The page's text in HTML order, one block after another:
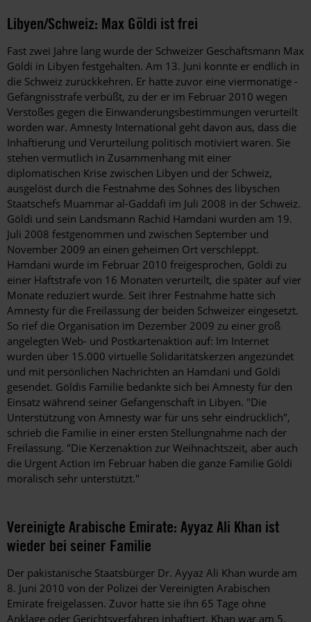
Libyen/Schweiz: Max Göldi ist frei
Fast zwei Jahre lang wurde der Schweizer Geschäftsmann Max
Göldi in Libyen festgehalten. Am 13. Juni konnte er endlich in
die Schweiz zurückkehren. Er hatte zuvor eine viermonatige ­
Gefängnisstrafe verbüßt, zu der er im Februar 2010 wegen
Verstoßes gegen die Einwanderungsbestimmungen verurteilt
worden war. Amnesty International geht davon aus, dass die
Inhaftierung und Verurteilung politisch motiviert waren. Sie
stehen vermutlich in Zusammenhang mit einer
diplomatischen Krise zwischen Libyen und der Schweiz,
ausgelöst durch die Festnahme des Sohnes des libyschen
Staatschefs Muammar al-Gaddafi im Juli 2008 in der Schweiz.
Göldi und sein Landsmann Rachid Hamdani wurden am 19.
Juli 2008 festgenommen und zwischen September und
November 2009 an einen geheimen Ort verschleppt.
Hamdani wurde im Februar 2010 freigesprochen, Göldi zu
einer Haftstrafe von 16 Monaten verurteilt, die später auf vier
Monate reduziert wurde. Seit ihrer Festnahme hatte sich
Amnesty für die Freilassung der beiden Schweizer eingesetzt.
So rief die Organisation im Dezember 2009 zu einer groß
angelegten Web- und Postkartenaktion auf: Im Internet
wurden über 15.000 virtuelle Solidaritätskerzen angezündet
und mit persönlichen Nachrichten an Hamdani und Göldi
gesendet. Göldis Familie bedankte sich bei Amnesty für den
Einsatz während seiner Gefangenschaft in Libyen. "Die
Unterstützung von Amnesty war für uns sehr eindrücklich",
schrieb die Familie in einer ersten Stellungnahme nach der
Freilassung. "Die Kerzenaktion zur Weih­nachts­zeit, aber auch
die Urgent Action im Februar haben die ganze Familie Göldi
moralisch sehr unterstützt."
Vereinigte Arabische Emirate: Ayyaz Ali Khan ist
wieder bei seiner Familie
Der pakistanische Staatsbürger Dr. Ayyaz Ali Khan wurde am
8. Juni 2010 von der Polizei der Vereinigten Arabischen
Emirate freigelassen. Zuvor hatte sie ihn 65 Tage ohne
Anklage oder Gerichtsverfahren inhaftiert. Khan war am 5.